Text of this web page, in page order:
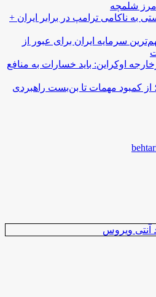
مرز شلمچه
به ناکامی ترامپ در برابر ایران +
سرمایه ایران برای عبور از
اوکراین: باید خسارات به منافع
از کمبود مهمات تا بن‌بست راهبردی
آنتی ویروس